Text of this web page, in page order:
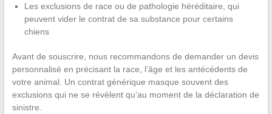
Les exclusions de race ou de pathologie héréditaire, qui
peuvent vider le contrat de sa substance pour certains
chiens
Avant de souscrire, nous recommandons de demander un devis
personnalisé en précisant la race, l’âge et les antécédents de
votre animal. Un contrat générique masque souvent des
exclusions qui ne se révèlent qu’au moment de la déclaration de
sinistre.